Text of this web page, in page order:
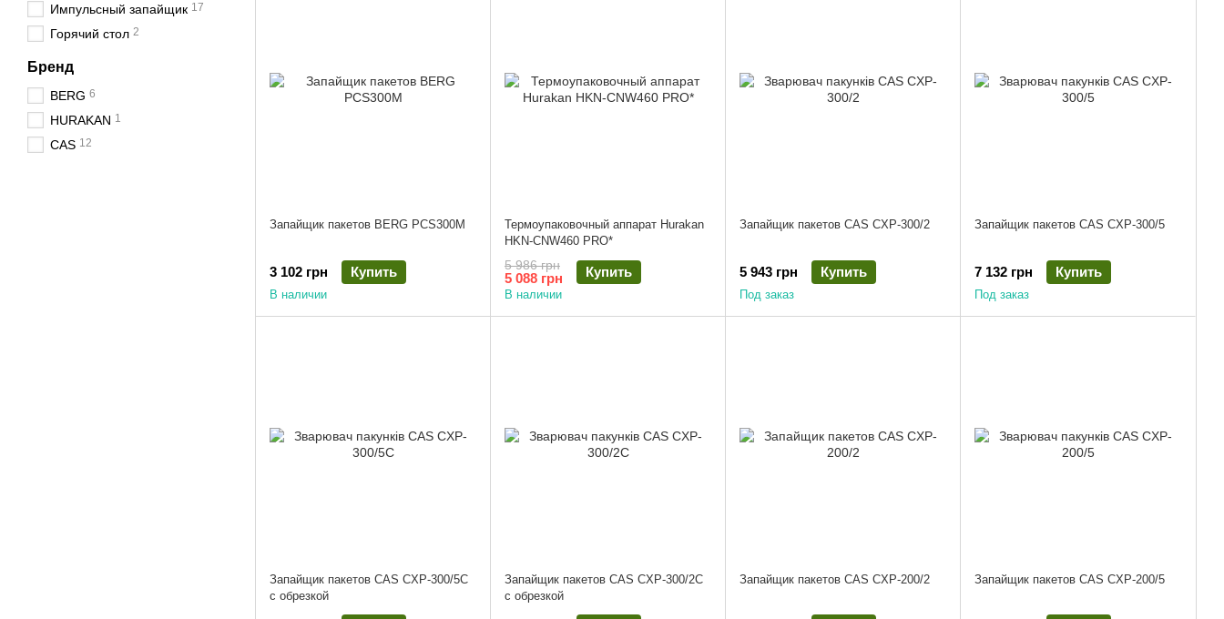
Запайщик пакетов BERG PCS300M
3 102 грн Купить
В наличии
Термоупаковочный аппарат Hurakan
HKN-CNW460 PRO*
5 986 грн
5 088 грн Купить
В наличии
Запайщик пакетов CAS CXP-300/2
5 943 грн Купить
Под заказ
Запайщик пакетов CAS CXP-300/5
7 132 грн Купить
Под заказ
Запайщик пакетов CAS CXP-300/5C
с обрезкой
Запайщик пакетов CAS CXP-300/2C
с обрезкой
Запайщик пакетов CAS CXP-200/2 Запайщик пакетов CAS CXP-200/5
Импульсный запайщик 17
Горячий стол 2
Бренд
BERG 6
HURAKAN 1
CAS 12